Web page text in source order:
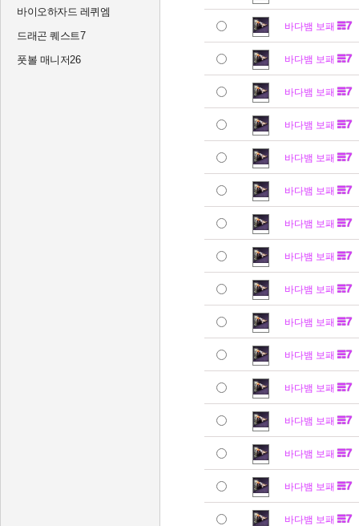
바이오하자드 레퀴엠
드래곤 퀘스트7
풋볼 매니저26
바다뱀 보패
바다뱀 보패
바다뱀 보패
바다뱀 보패
바다뱀 보패
바다뱀 보패
바다뱀 보패
바다뱀 보패
바다뱀 보패
바다뱀 보패
바다뱀 보패
바다뱀 보패
바다뱀 보패
바다뱀 보패
바다뱀 보패
바다뱀 보패